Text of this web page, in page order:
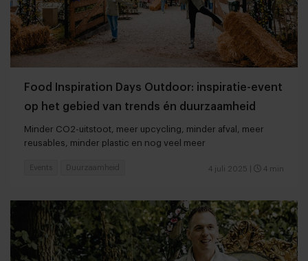
Food Inspiration Days Outdoor: inspiratie-event
op het gebied van trends én duurzaamheid
Minder CO2-uitstoot, meer upcycling, minder afval, meer
reusables, minder plastic en nog veel meer
4 juli 2025 4 min
Events Duurzaamheid